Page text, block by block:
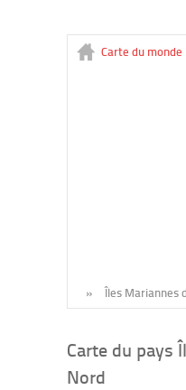
Carte du monde
» Îles Mariannes
Carte du pays
Nord